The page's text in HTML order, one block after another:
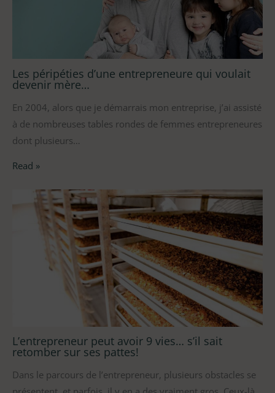
Les péripéties d’une entrepreneure qui voulait
devenir mère…
En 2004, alors que je démarrais mon entreprise, j’ai assisté
à de nombreuses tables rondes de femmes entrepreneures
dont plusieurs…
Read »
L’entrepreneur peut avoir 9 vies… s’il sait
retomber sur ses pattes!
Dans le parcours de l’entrepreneur, plusieurs obstacles se